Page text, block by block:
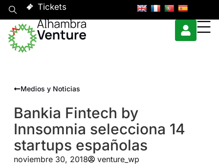
Tickets
Medios y Noticias
Bankia Fintech by
Innsomnia selecciona 14
startups españolas
noviembre 30, 2018 venture_wp